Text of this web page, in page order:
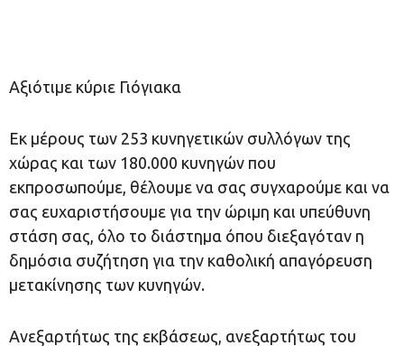
Αξιότιμε κύριε Γιόγιακα
Εκ μέρους των 253 κυνηγετικών συλλόγων της
χώρας και των 180.000 κυνηγών που
εκπροσωπούμε, θέλουμε να σας συγχαρούμε και να
σας ευχαριστήσουμε για την ώριμη και υπεύθυνη
στάση σας, όλο το διάστημα όπου διεξαγόταν η
δημόσια συζήτηση για την καθολική απαγόρευση
μετακίνησης των κυνηγών.
Ανεξαρτήτως της εκβάσεως, ανεξαρτήτως του